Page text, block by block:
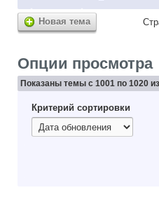
Новая тема
Опции просмотра
Показаны темы с 1001 по 1020
Критерий сортировки